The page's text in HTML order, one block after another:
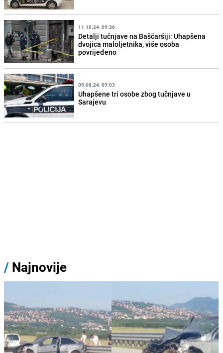
11.10.24. 09:36
Detalji tučnjave na Baščaršiji: Uhapšena
dvojica maloljetnika, više osoba
povrijeđeno
09.08.24. 09:03
Uhapšene tri osobe zbog tučnjave u
Sarajevu
/ Najnovije